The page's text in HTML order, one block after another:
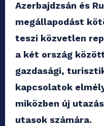
Azerbajdzsán és
megállapodást
teszi közvetlen
a két ország
gazdasági,
kapcsolatok
miközben új
utasok számára.